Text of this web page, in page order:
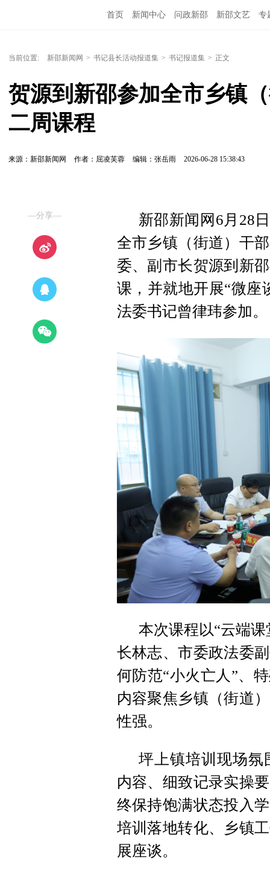
首页 新闻中心 问政新邵 新邵文艺 专
当前位置: 新邵新闻网 > 书记县长活动报道集 > 书记报道集 > 正文
贺源到新邵参加全市乡镇
二周课程
来源：新邵新闻网 作者：屈凌芙蓉 编辑：张岳雨 2026-06-28 15:38:43
—分享—
新邵新闻网6月28
全市乡镇（街道）干
委、副市长贺源到新
课，并就地开展“微座
法委书记曾律玮参加。
本次课程以“云端
长林志、市委政法委
何防范“小火亡人”、
内容聚焦乡镇（街道
性强。
坪上镇培训现场氛
内容、细致记录实操
终保持饱满状态投入
培训落地转化、乡镇
展座谈。